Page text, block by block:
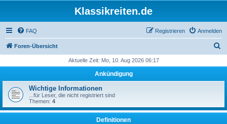
Klassikreiten.de
FAQ Anmelden
Registrieren
Foren-Übersicht
h
Aktuelle Zeit: Mo, 10. Aug 2026 06:17
Ankündigung
Wichtige Informationen
...für Leser, die nicht registriert sind
Themen: 4
Definitionen